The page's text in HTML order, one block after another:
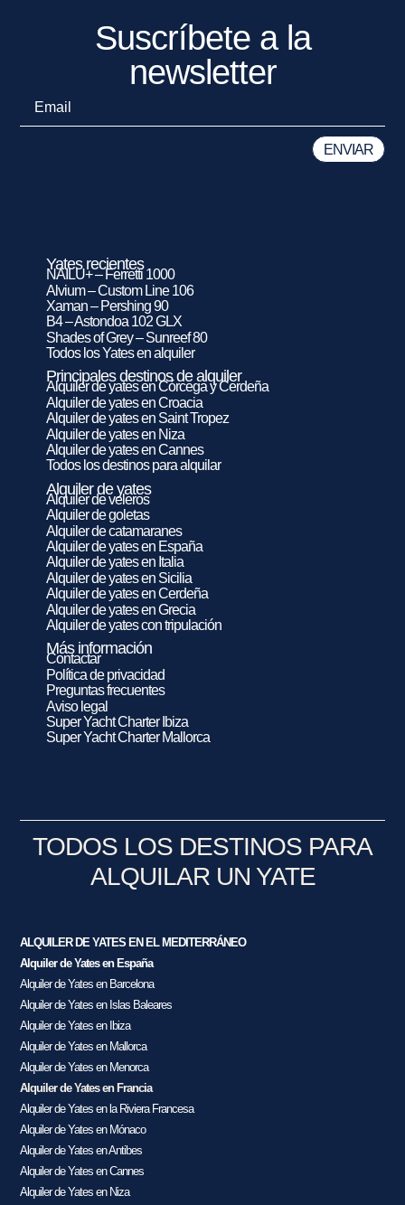
Suscríbete a la
newsletter
Yates recientes
NAILU+ – Ferretti 1000
Alvium – Custom Line 106
Xaman – Pershing 90
B4 – Astondoa 102 GLX
Shades of Grey – Sunreef 80
Todos los Yates en alquiler
Principales destinos de alquiler
Alquiler de yates en Córcega y Cerdeña
Alquiler de yates en Croacia
Alquiler de yates en Saint Tropez
Alquiler de yates en Niza
Alquiler de yates en Cannes
Todos los destinos para alquilar
Alquiler de yates
Alquiler de veleros
Alquiler de goletas
Alquiler de catamaranes
Alquiler de yates en España
Alquiler de yates en Italia
Alquiler de yates en Sicilia
Alquiler de yates en Cerdeña
Alquiler de yates en Grecia
Alquiler de yates con tripulación
Más información
Contactar
Política de privacidad
Preguntas frecuentes
Aviso legal
Super Yacht Charter Ibiza
Super Yacht Charter Mallorca
TODOS LOS DESTINOS PARA
ALQUILAR UN YATE
ALQUILER DE YATES EN EL MEDITERRÁNEO
Alquiler de Yates en España
Alquiler de Yates en Barcelona
Alquiler de Yates en Islas Baleares
Alquiler de Yates en Ibiza
Alquiler de Yates en Mallorca
Alquiler de Yates en Menorca
Alquiler de Yates en Francia
Alquiler de Yates en la Riviera Francesa
Alquiler de Yates en Mónaco
Alquiler de Yates en Antibes
Alquiler de Yates en Cannes
Alquiler de Yates en Niza